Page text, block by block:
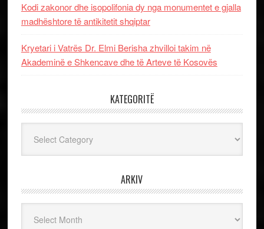
Kodi zakonor dhe isopolifonia dy nga monumentet e gjalla
madhështore të antikitetit shqiptar
Kryetari i Vatrës Dr. Elmi Berisha zhvilloi takim në
Akademinë e Shkencave dhe të Arteve të Kosovës
KATEGORITË
ARKIV